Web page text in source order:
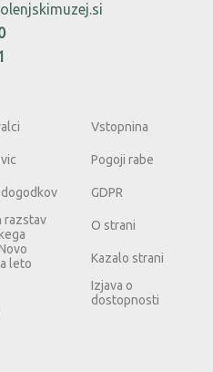
razstav
leto
Vstopnina
Pogoji rabe
GDPR
O strani
Kazalo strani
Izjava o
dostopnosti